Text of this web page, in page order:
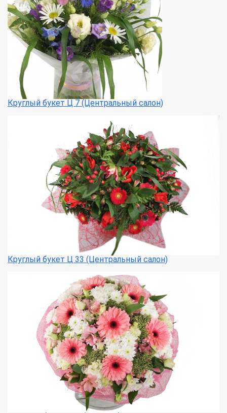
Круглый букет Ц 7 (Центральный салон)
Круглый букет Ц 33 (Центральный салон)